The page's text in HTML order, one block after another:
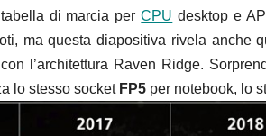
di marcia perCPU desktop e
ma questa diapositiva rivela anche
con l’architettura Raven Ridge.
lo stesso socket FP5 per notebook, lo